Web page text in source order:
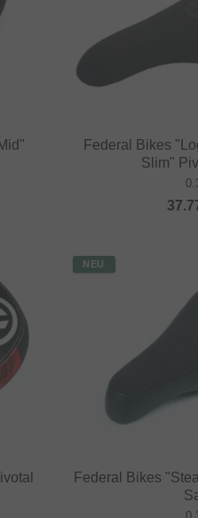
Federal Bikes
Slim"
NEU
Federal Bikes